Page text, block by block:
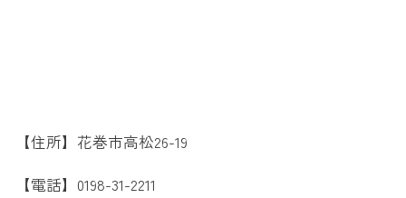
【住所】花巻市高松26-19
【電話】0198-31-2211